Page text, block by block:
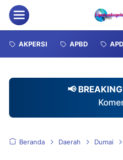
Menu
AKPERSI APBD
📢
Komentar Kontroversial
Beranda Daerah Dumai